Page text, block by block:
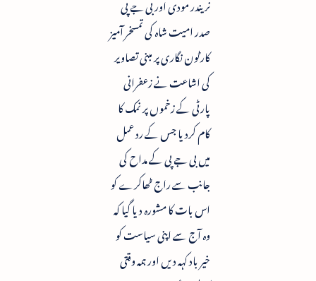
صدر امیت شاہ کی تمسخر آمیز
کارٹون نگاری پر مبنی تصاویر
کی اشاعت نے زعفرانی
پارٹی کے زخموں پر نمک کا
کام کردیا جس کے رد عمل
میں بی جے پی کے مداح کی
جانب سے راج ٹھاکرے کو
اس بات کا مشورہ دیا گیا کہ
وہ آج سے اپنی سیاست کو
خیر باد کہہ دیں اور ہمہ وقتی